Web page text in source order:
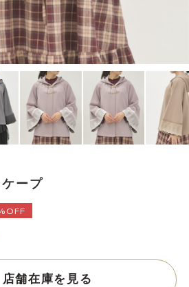
ープ
店舗在庫を見る